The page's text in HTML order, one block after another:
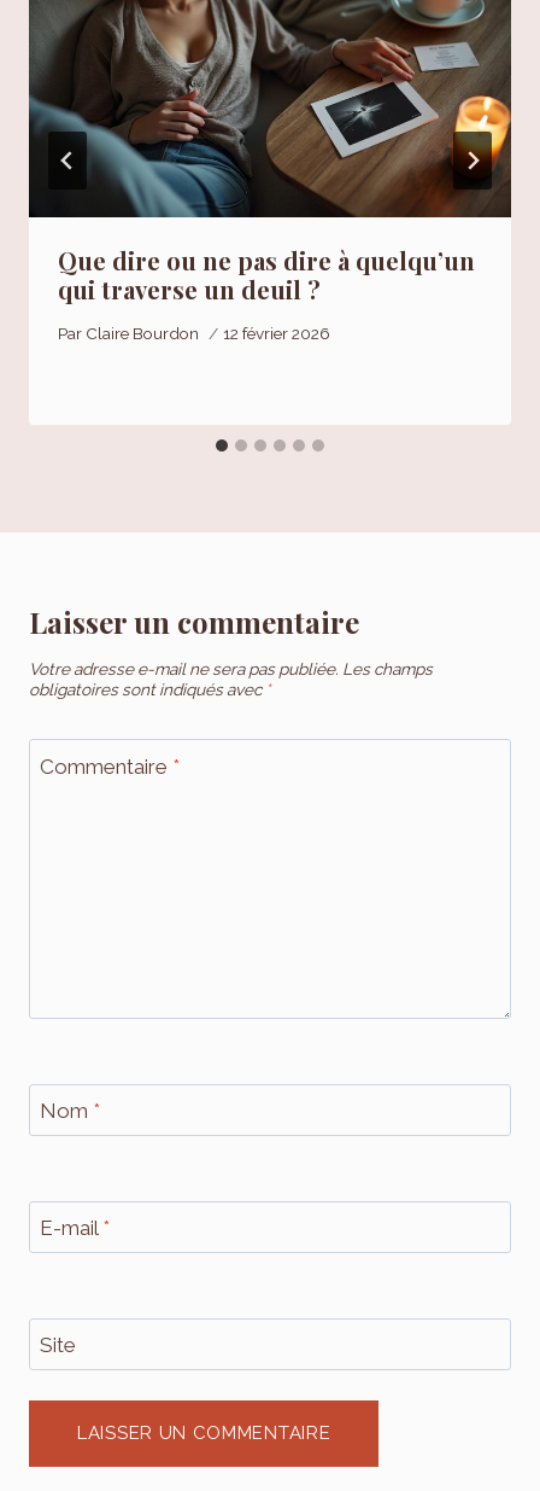
Que dire ou ne pas dire à quelqu’un
qui traverse un deuil ?
Par Claire Bourdon 12 février 2026
Laisser un commentaire
Votre adresse e-mail ne sera pas publiée. Les champs
obligatoires sont indiqués avec *
Commentaire *
Nom *
E-mail *
Site